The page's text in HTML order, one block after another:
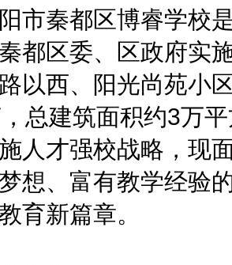
秦都区博睿学校是
都区委、区政府实
以西、阳光尚苑小
总建筑面积约3万
人才强校战略，现
想、富有教学经验
育新篇章。